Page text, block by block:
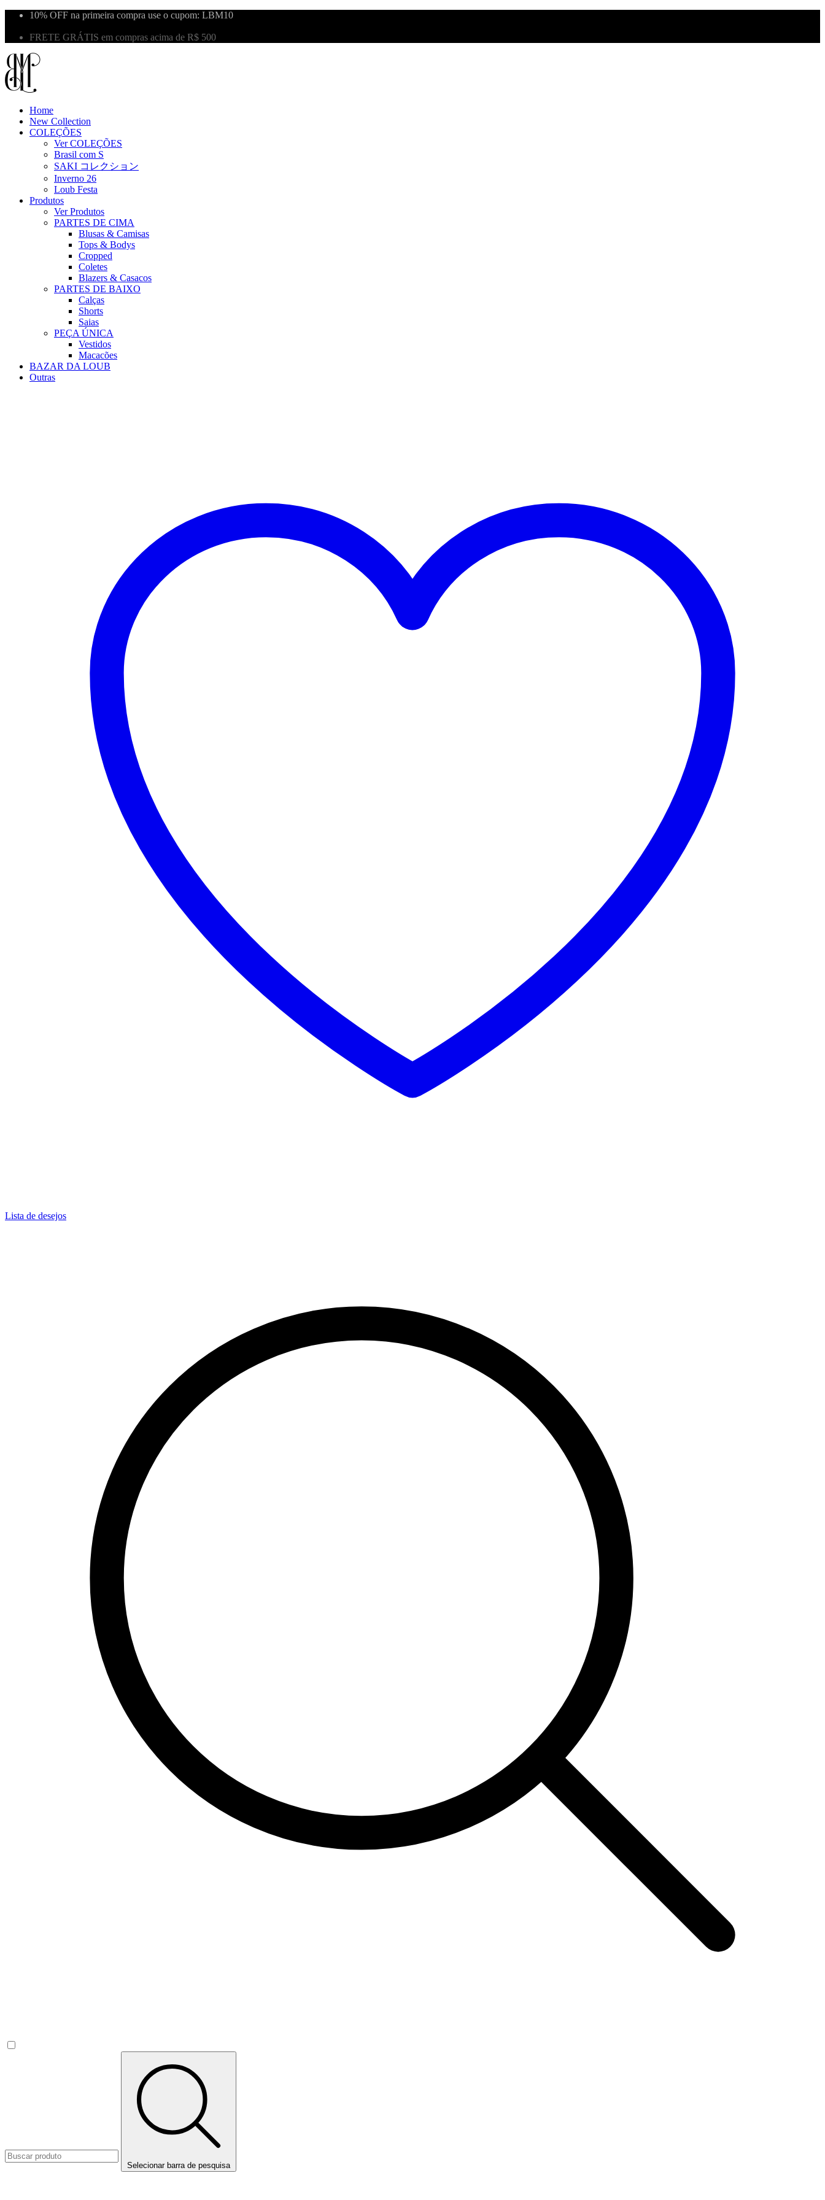
10% OFF na primeira compra use o cupom: LBM10
FRETE GRÁTIS em compras acima de R$ 500
Home
New Collection
COLEÇÕES
Ver COLEÇÕES
Brasil com S
SAKI コレクション
Inverno 26
Loub Festa
Produtos
Ver Produtos
PARTES DE CIMA
Blusas & Camisas
Tops & Bodys
Cropped
Coletes
Blazers & Casacos
PARTES DE BAIXO
Calças
Shorts
Saias
PEÇA ÚNICA
Vestidos
Macacões
BAZAR DA LOUB
Outras
Lista de desejos
Selecionar barra de pesquisa